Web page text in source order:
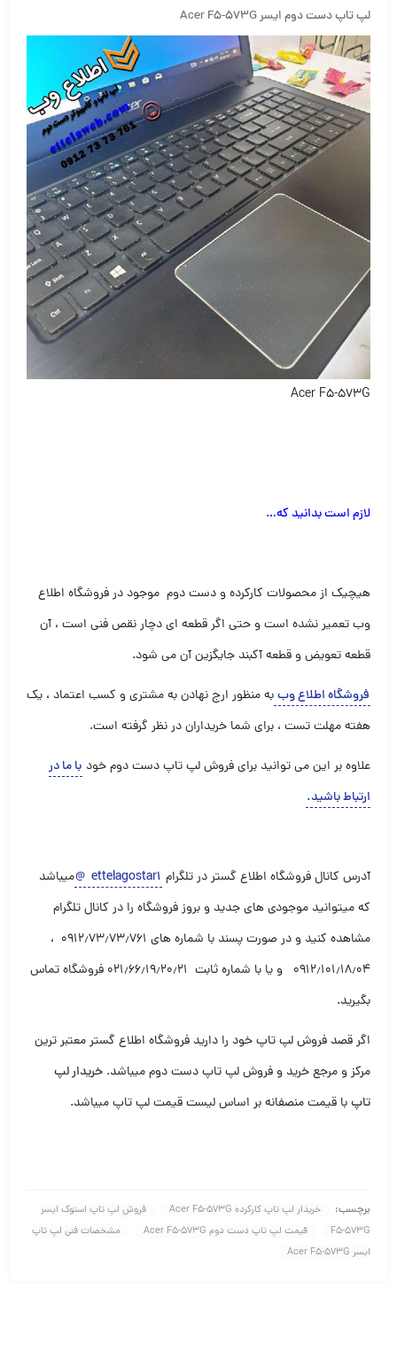
لپ تاپ دست دوم ایسر Acer F5-573G
Acer F5-573G
لازم است بدانید که…
هیچیک از محصولات کارکرده و دست دوم موجود در فروشگاه اطلاع
وب تعمیر نشده است و حتی اگر قطعه ای دچار نقص فنی است ، آن
قطعه تعویض و قطعه آکبند جایگزین آن می شود.
فروشگاه اطلاع وببه منظور ارج نهادن به مشتری و کسب اعتماد ، یک
هفته مهلت تست ، برای شما خریداران در نظر گرفته است.
علاوه بر این می توانید برای فروش لپ تاپ دست دوم خود با ما در
ارتباط باشید.
آدرس کانال فروشگاه اطلاع گستر در تلگرام ettelagostar1
@میباشد
که میتوانید موجودی های جدید و بروز فروشگاه را در کانال تلگرام
مشاهده کنید و در صورت پسند با شماره های ۰۹۱۲٫۷۳٫۷۳٫۷۶۱ ،
۰۹۱۲٫۱۰۱٫۱۸٫۰۴ و یا با شماره ثابت ۰۲۱٫۶۶٫۱۹٫۲۰٫۲۱ فروشگاه تماس
بگیرید.
اگر قصد فروش لپ تاپ خود را دارید فروشگاه اطلاع گستر معتبر ترین
مرکز و مرجع خرید و فروش لپ تاپ دست دوم میباشد. خریدار لپ
تاپبا قیمت منصفانه بر اساس لیست قیمت لپ تاپ میباشد.
برچسب: خریدار لپ تاپ کارکرده Acer F5-573G
فروش لپ تاپ استوک ایسر
F5-573G
قیمت لپ تاپ دست دوم Acer F5-573G
مشخصات فنی لپ تاپ
ایسر Acer F5-573G